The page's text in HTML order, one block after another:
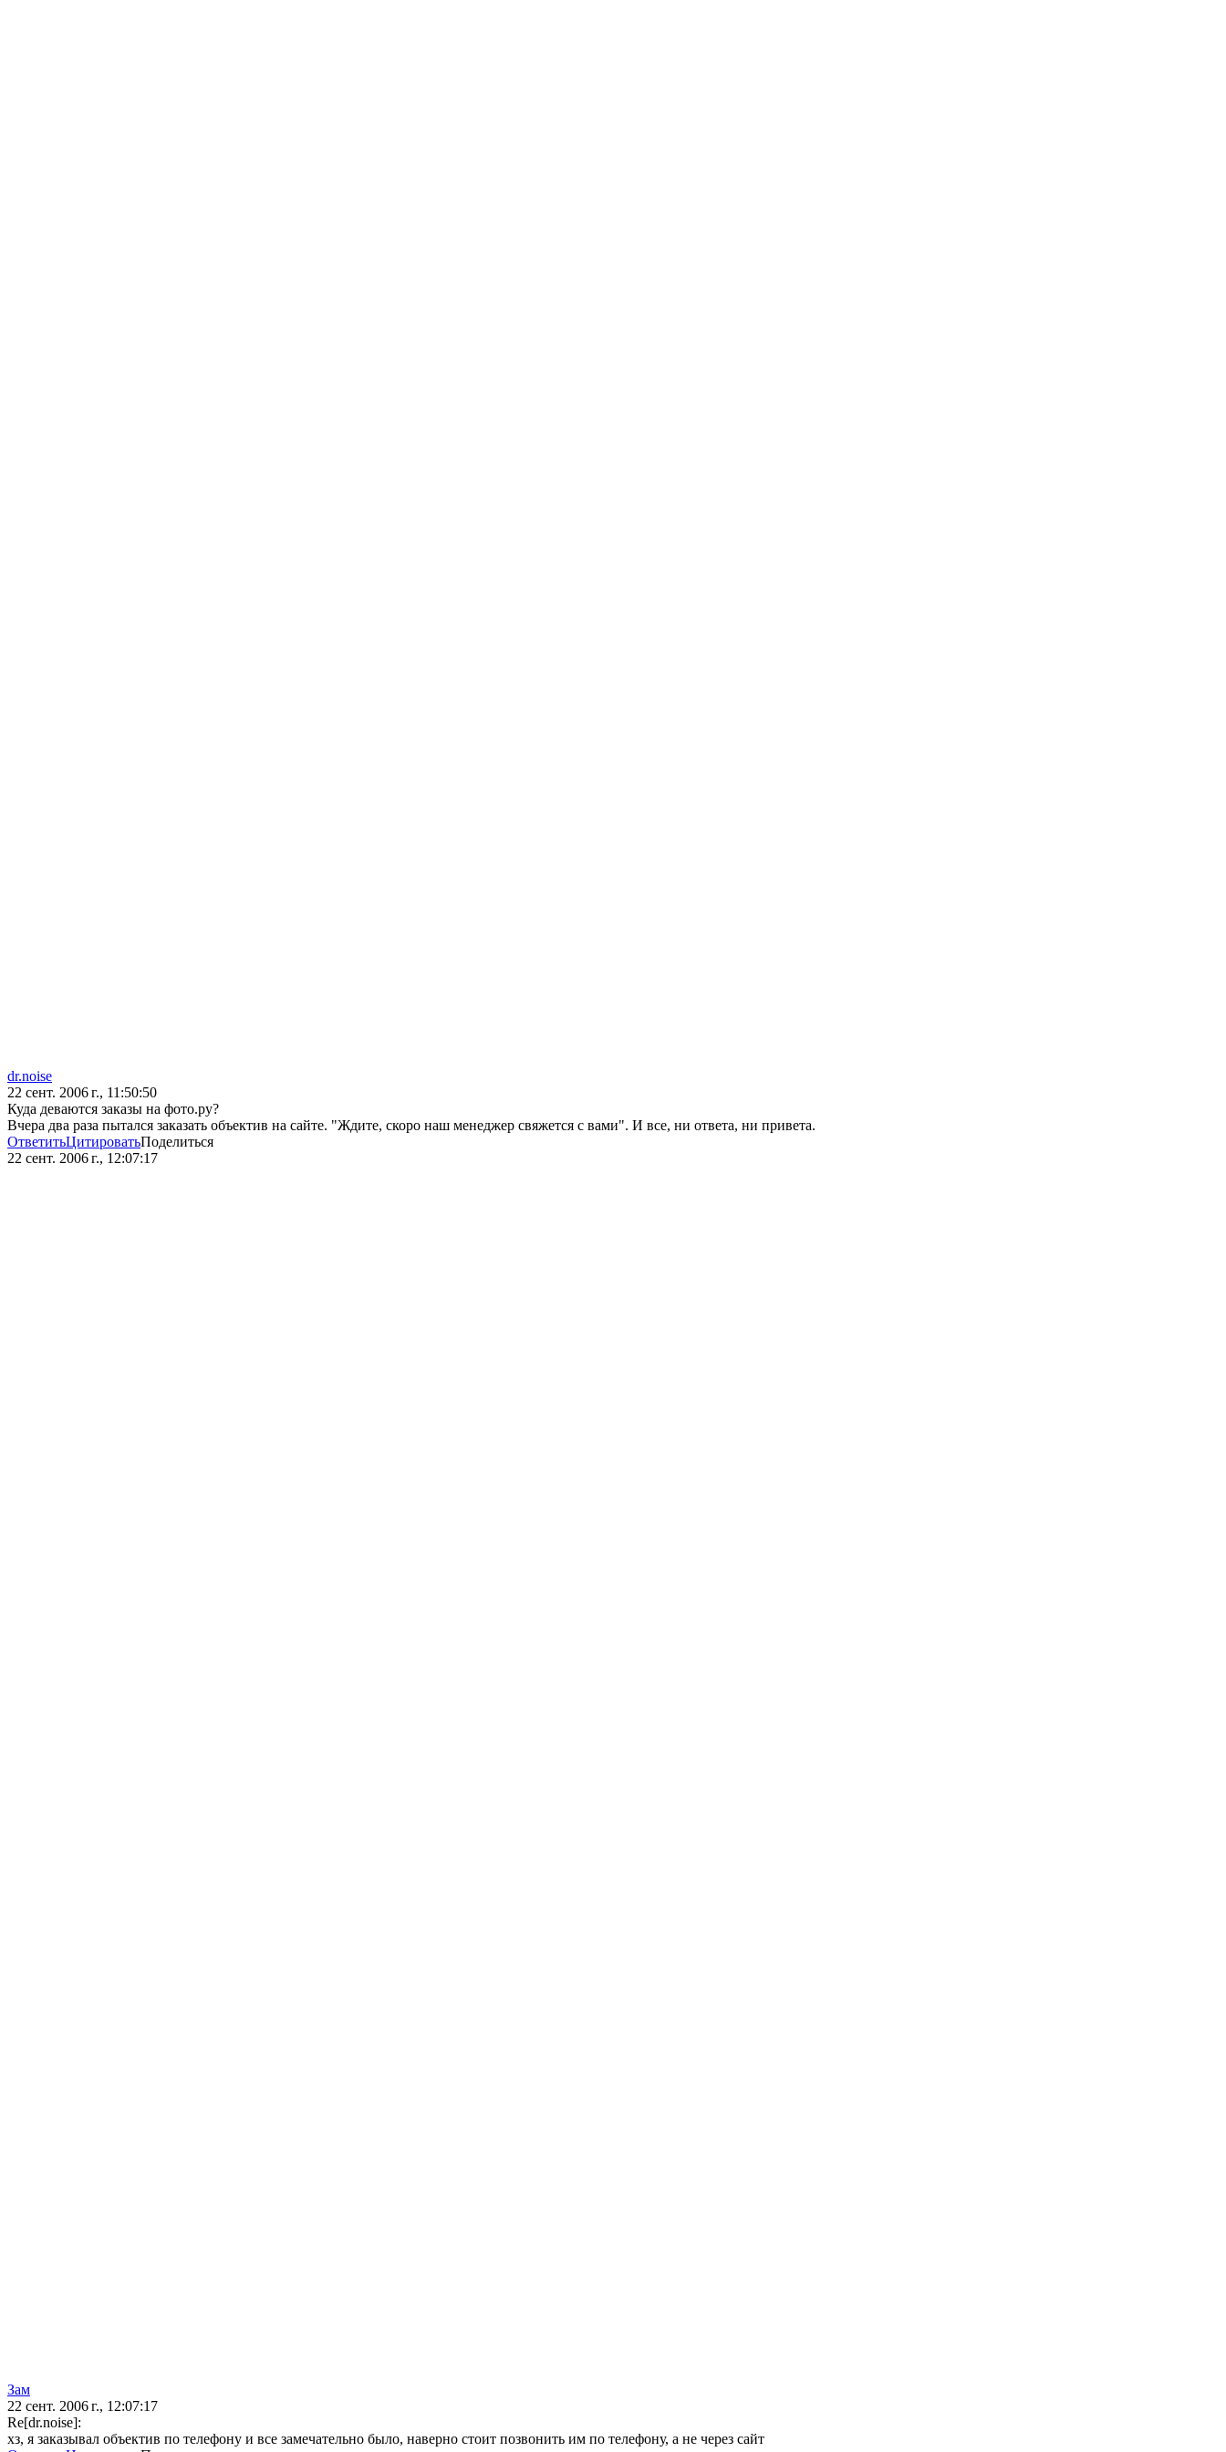
dr.noise
22 сент. 2006 г., 11:50:50
Куда деваются заказы на фото.ру?
Вчера два раза пытался заказать объектив на сайте. "Ждите, скоро наш менеджер свяжется с вами". И все, ни ответа, ни привета.
ОтветитьЦитироватьПоделиться
22 сент. 2006 г., 12:07:17
Зам
22 сент. 2006 г., 12:07:17
Re[dr.noise]:
хз, я заказывал объектив по телефону и все замечательно было, наверно стоит позвонить им по телефону, а не через сайт